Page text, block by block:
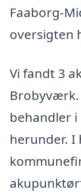
Faaborg-
oversigten
Vi fandt 3
behandler
herunder. I